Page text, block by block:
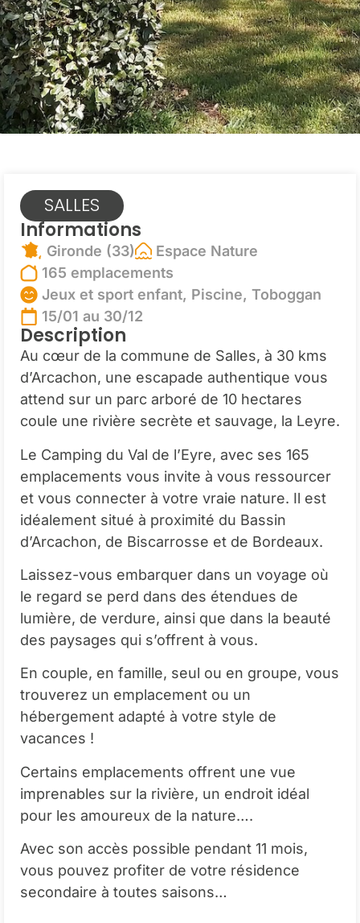
SALLES
Informations
Gironde (33)
Espace Nature
165 emplacements
Jeux et sport enfant, Piscine, Toboggan
15/01 au 30/12
Description
Au cœur de la commune de Salles, à 30 kms
d’Arcachon, une escapade authentique vous
attend sur un parc arboré de 10 hectares
coule une rivière secrète et sauvage, la Leyre.
Le Camping du Val de l’Eyre, avec ses 165
emplacements vous invite à vous ressourcer
et vous connecter à votre vraie nature. Il est
idéalement situé à proximité du Bassin
d’Arcachon, de Biscarrosse et de Bordeaux.
Laissez-vous embarquer dans un voyage où
le regard se perd dans des étendues de
lumière, de verdure, ainsi que dans la beauté
des paysages qui s’offrent à vous.
En couple, en famille, seul ou en groupe, vous
trouverez un emplacement ou un
hébergement adapté à votre style de
vacances !
Certains emplacements offrent une vue
imprenables sur la rivière, un endroit idéal
pour les amoureux de la nature….
Avec son accès possible pendant 11 mois,
vous pouvez profiter de votre résidence
secondaire à toutes saisons…